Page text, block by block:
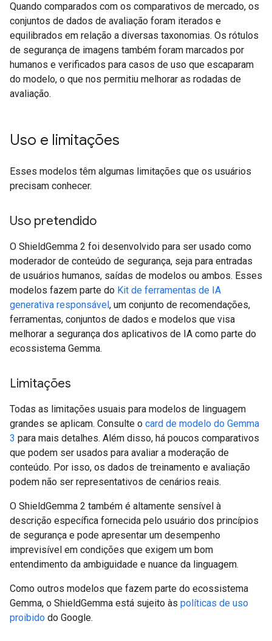
Quando comparados com os comparativos de mercado, os
conjuntos de dados de avaliação foram iterados e
equilibrados em relação a diversas taxonomias. Os rótulos
de segurança de imagens também foram marcados por
humanos e verificados para casos de uso que escaparam
do modelo, o que nos permitiu melhorar as rodadas de
avaliação.
Uso e limitações
Esses modelos têm algumas limitações que os usuários
precisam conhecer.
Uso pretendido
O ShieldGemma 2 foi desenvolvido para ser usado como
moderador de conteúdo de segurança, seja para entradas
de usuários humanos, saídas de modelos ou ambos. Esses
modelos fazem parte do Kit de ferramentas de IA
generativa responsável, um conjunto de recomendações,
ferramentas, conjuntos de dados e modelos que visa
melhorar a segurança dos aplicativos de IA como parte do
ecossistema Gemma.
Limitações
Todas as limitações usuais para modelos de linguagem
grandes se aplicam. Consulte o card de modelo do Gemma
3 para mais detalhes. Além disso, há poucos comparativos
que podem ser usados para avaliar a moderação de
conteúdo. Por isso, os dados de treinamento e avaliação
podem não ser representativos de cenários reais.
O ShieldGemma 2 também é altamente sensível à
descrição específica fornecida pelo usuário dos princípios
de segurança e pode apresentar um desempenho
imprevisível em condições que exigem um bom
entendimento da ambiguidade e nuance da linguagem.
Como outros modelos que fazem parte do ecossistema
Gemma, o ShieldGemma está sujeito às políticas de uso
proibido do Google.